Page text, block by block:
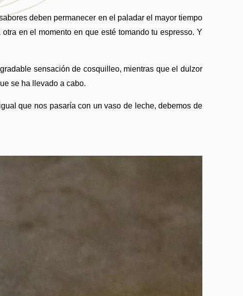
deben permanecer en el paladar el mayor tiempo
en el momento en que esté tomando tu espresso. Y
sensación de cosquilleo, mientras que el dulzor
se ha llevado a cabo.
que nos pasaría con un vaso de leche, debemos de